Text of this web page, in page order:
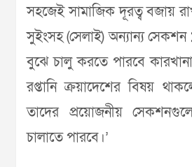
সহজেই সামাজিক দূরত্ব বজায়
সুইংসহ (সেলাই) অন্যান্য সেকশন
বুঝে চালু করতে পারবে
রপ্তানি ক্রয়াদেশের বিষয়
তাদের প্রয়োজনীয় সেকশনগুলো
চালাতে পারবে।’